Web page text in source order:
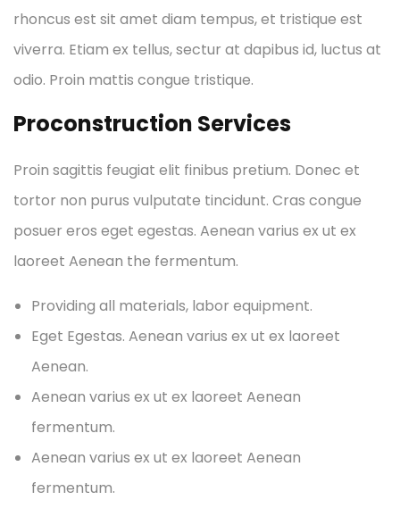
rhoncus est sit amet diam tempus, et tristique est
viverra. Etiam ex tellus, sectur at dapibus id, luctus at
odio. Proin mattis congue tristique.
Proconstruction Services
Proin sagittis feugiat elit finibus pretium. Donec et
tortor non purus vulputate tincidunt. Cras congue
posuer eros eget egestas. Aenean varius ex ut ex
laoreet Aenean the fermentum.
Providing all materials, labor equipment.
Eget Egestas. Aenean varius ex ut ex laoreet
Aenean.
Aenean varius ex ut ex laoreet Aenean
fermentum.
Aenean varius ex ut ex laoreet Aenean
fermentum.